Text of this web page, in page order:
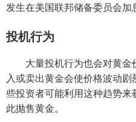
发生在美国联邦储备委员会加
投机行为
大量投机行为也会对黄
入或卖出黄金会使价格波动
些投资者可能利用这种趋势
此抛售黄金。